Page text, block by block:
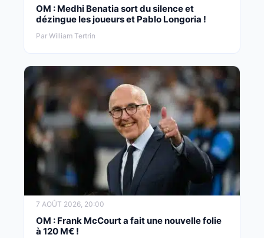
OM : Medhi Benatia sort du silence et
dézingue les joueurs et Pablo Longoria !
Par William Tertrin
7 AOÛT 2026, 20:00
OM : Frank McCourt a fait une nouvelle folie
à 120 M€ !